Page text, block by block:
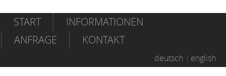
START
INFORMATIONEN
ANFRAGE
KONTAKT
deutsch english